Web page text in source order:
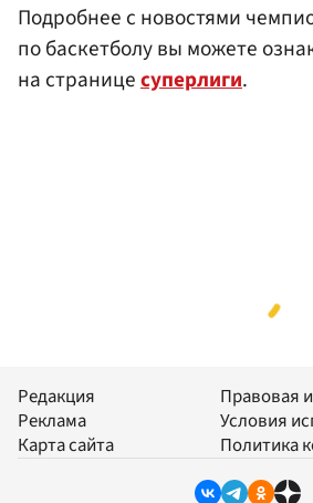
Подробнее с новостями
по баскетболу вы можете
на страницесуперлиги.
Редакция
Реклама
Карта сайта
Правовая
Условия
Политика